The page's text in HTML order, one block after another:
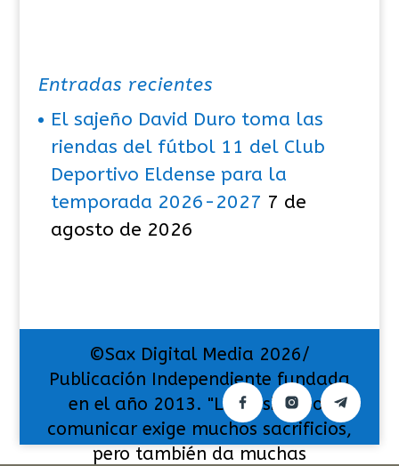
Entradas recientes
El sajeño David Duro toma las
riendas del fútbol 11 del Club
Deportivo Eldense para la
temporada 2026-2027 7 de
agosto de 2026
©Sax Digital Media 2026/
Publicación Independiente fundada
en el año 2013. "La pasión por
comunicar exige muchos sacrificios,
pero también da muchas